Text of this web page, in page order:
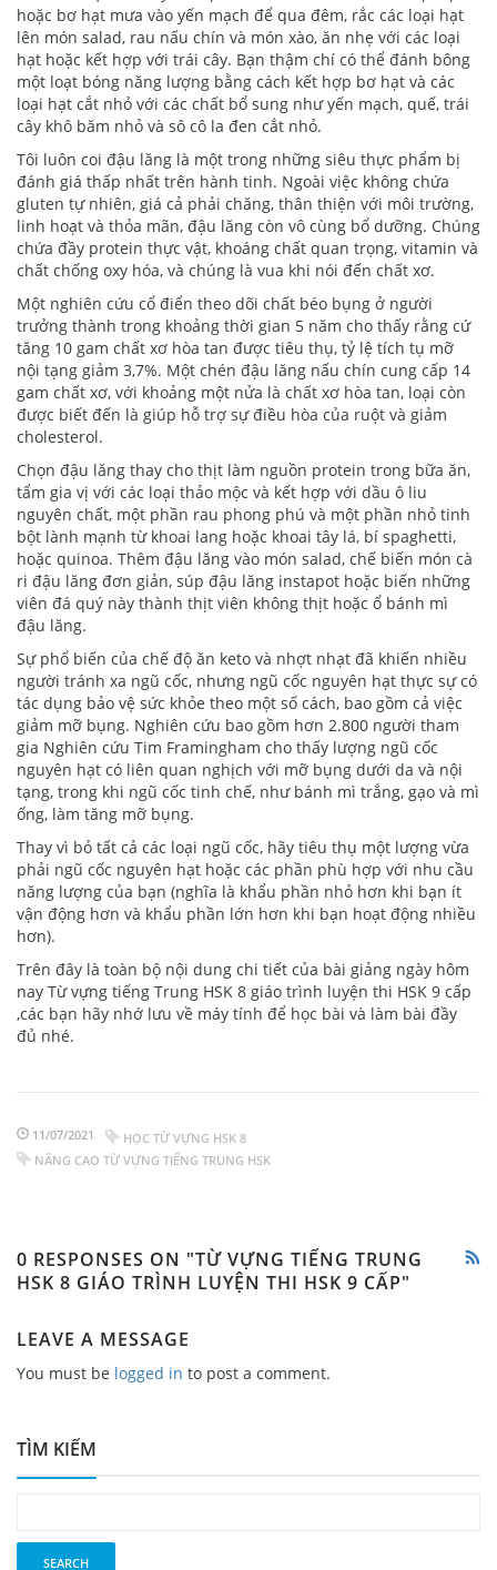
hoặc bơ hạt mưa vào yến mạch để qua đêm, rắc các loại hạt
lên món salad, rau nấu chín và món xào, ăn nhẹ với các loại
hạt hoặc kết hợp với trái cây. Bạn thậm chí có thể đánh bông
một loạt bóng năng lượng bằng cách kết hợp bơ hạt và các
loại hạt cắt nhỏ với các chất bổ sung như yến mạch, quế, trái
cây khô băm nhỏ và sô cô la đen cắt nhỏ.
Tôi luôn coi đậu lăng là một trong những siêu thực phẩm bị
đánh giá thấp nhất trên hành tinh. Ngoài việc không chứa
gluten tự nhiên, giá cả phải chăng, thân thiện với môi trường,
linh hoạt và thỏa mãn, đậu lăng còn vô cùng bổ dưỡng. Chúng
chứa đầy protein thực vật, khoáng chất quan trọng, vitamin và
chất chống oxy hóa, và chúng là vua khi nói đến chất xơ.
Một nghiên cứu cổ điển theo dõi chất béo bụng ở người
trưởng thành trong khoảng thời gian 5 năm cho thấy rằng cứ
tăng 10 gam chất xơ hòa tan được tiêu thụ, tỷ lệ tích tụ mỡ
nội tạng giảm 3,7%. Một chén đậu lăng nấu chín cung cấp 14
gam chất xơ, với khoảng một nửa là chất xơ hòa tan, loại còn
được biết đến là giúp hỗ trợ sự điều hòa của ruột và giảm
cholesterol.
Chọn đậu lăng thay cho thịt làm nguồn protein trong bữa ăn,
tẩm gia vị với các loại thảo mộc và kết hợp với dầu ô liu
nguyên chất, một phần rau phong phú và một phần nhỏ tinh
bột lành mạnh từ khoai lang hoặc khoai tây lá, bí spaghetti,
hoặc quinoa. Thêm đậu lăng vào món salad, chế biến món cà
ri đậu lăng đơn giản, súp đậu lăng instapot hoặc biến những
viên đá quý này thành thịt viên không thịt hoặc ổ bánh mì
đậu lăng.
Sự phổ biến của chế độ ăn keto và nhợt nhạt đã khiến nhiều
người tránh xa ngũ cốc, nhưng ngũ cốc nguyên hạt thực sự có
tác dụng bảo vệ sức khỏe theo một số cách, bao gồm cả việc
giảm mỡ bụng. Nghiên cứu bao gồm hơn 2.800 người tham
gia Nghiên cứu Tim Framingham cho thấy lượng ngũ cốc
nguyên hạt có liên quan nghịch với mỡ bụng dưới da và nội
tạng, trong khi ngũ cốc tinh chế, như bánh mì trắng, gạo và mì
ống, làm tăng mỡ bụng.
Thay vì bỏ tất cả các loại ngũ cốc, hãy tiêu thụ một lượng vừa
phải ngũ cốc nguyên hạt hoặc các phần phù hợp với nhu cầu
năng lượng của bạn (nghĩa là khẩu phần nhỏ hơn khi bạn ít
vận động hơn và khẩu phần lớn hơn khi bạn hoạt động nhiều
hơn).
Trên đây là toàn bộ nội dung chi tiết của bài giảng ngày hôm
nay Từ vựng tiếng Trung HSK 8 giáo trình luyện thi HSK 9 cấp
,các bạn hãy nhớ lưu về máy tính để học bài và làm bài đầy
đủ nhé.
11/07/2021
HỌC TỪ VỰNG HSK 8
NÂNG CAO TỪ VỰNG TIẾNG TRUNG HSK
0 RESPONSES ON "TỪ VỰNG TIẾNG TRUNG
HSK 8 GIÁO TRÌNH LUYỆN THI HSK 9 CẤP"
LEAVE A MESSAGE
You must be logged in to post a comment.
TÌM KIẾM